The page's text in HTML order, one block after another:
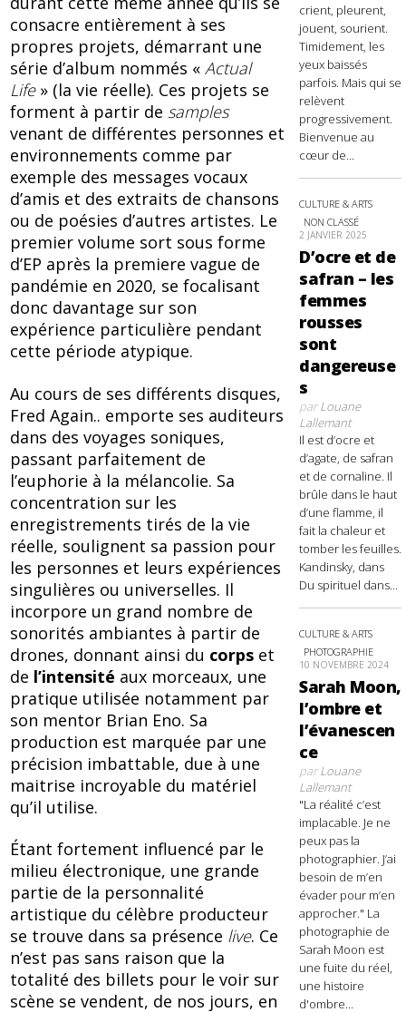
consacre entièrement à ses
propres projets, démarrant une
série d’album nommés «Actual
Life» (la vie réelle). Ces projets se
forment à partir de samples
venant de différentes personnes et
environnements comme par
exemple des messages vocaux
d’amis et des extraits de chansons
ou de poésies d’autres artistes. Le
premier volume sort sous forme
d’EP après la premiere vague de
pandémie en 2020, se focalisant
donc davantage sur son
expérience particulière pendant
cette période atypique.
Au cours de ses différents disques,
Fred Again.. emporte ses auditeurs
dans des voyages soniques,
passant parfaitement de
l’euphorie à la mélancolie. Sa
concentration sur les
enregistrements tirés de la vie
réelle, soulignent sa passion pour
les personnes et leurs expériences
singulières ou universelles. Il
incorpore un grand nombre de
sonorités ambiantes à partir de
drones, donnant ainsi du corps et
de l’intensité aux morceaux, une
pratique utilisée notamment par
son mentor Brian Eno. Sa
production est marquée par une
précision imbattable, due à une
maitrise incroyable du matériel
qu’il utilise.
Étant fortement influencé par le
milieu électronique, une grande
partie de la personnalité
artistique du célèbre producteur
se trouve dans sa présence live. Ce
n’est pas sans raison que la
totalité des billets pour le voir sur
scène se vendent, de nos jours, en
crient, pleurent,
jouent, sourient.
Timidement, les
yeux baissés
parfois. Mais qui se
relèvent
progressivement.
Bienvenue au
cœur de...
CULTURE & ARTS
NON CLASSÉ
2 JANVIER 2025
D’ocre et de
safran – les
femmes
rousses
sont
dangereuse
s
parLouane
Lallemant
Il est d’ocre et
d’agate, de safran
et de cornaline. Il
brûle dans le haut
d’une flamme, il
fait la chaleur et
tomber les feuilles.
Kandinsky, dans
Du spirituel dans...
CULTURE & ARTS
PHOTOGRAPHIE
10 NOVEMBRE 2024
Sarah Moon,
l’ombre et
l’évanescen
ce
parLouane
Lallemant
"La réalité c’est
implacable. Je ne
peux pas la
photographier. J’ai
besoin de m’en
évader pour m’en
approcher." La
photographie de
Sarah Moon est
une fuite du réel,
une histoire
d'ombre...